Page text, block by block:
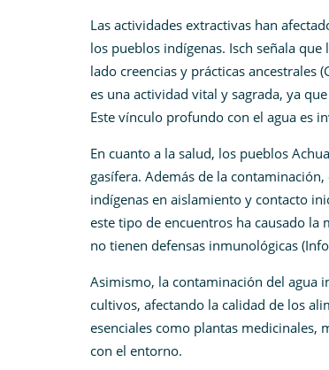
Las actividades extractivas han
los pueblos indígenas. Isch señala
lado creencias y prácticas ancestrales
es una actividad vital y sagrada, ya
Este vínculo profundo con el agua es
En cuanto a la salud, los pueblos
gasífera. Además de la
indígenas en aislamiento y contacto
este tipo de encuentros ha causado la
no tienen defensas inmunológicas
Asimismo, la contaminación del agua
cultivos, afectando la calidad de los
esenciales como plantas medicinales,
con el entorno.